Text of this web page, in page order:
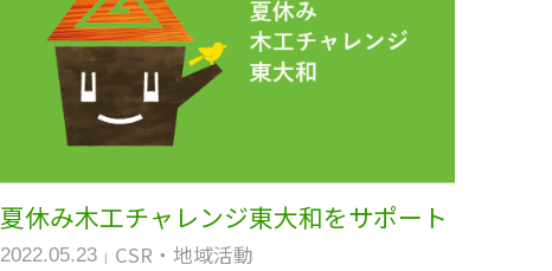
夏休み木工チャレンジ東大和をサポート
2022.05.23 CSR・地域活動